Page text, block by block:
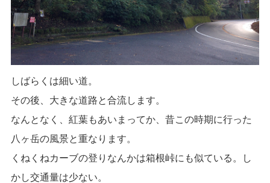
しばらくは細い道。
その後、大きな道路と合流します。
なんとなく、紅葉もあいまってか、昔この時期に行った
八ヶ岳の風景と重なります。
くねくねカーブの登りなんかは箱根峠にも似ている。し
かし交通量は少ない。